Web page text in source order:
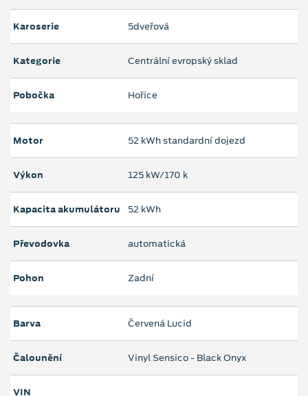
Karoserie 5dveřová
Kategorie Centrální evropský sklad
Pobočka Hořice
Motor 52 kWh standardní dojezd
Výkon 125 kW/170 k
Kapacita akumulátoru 52 kWh
Převodovka automatická
Pohon Zadní
Barva Červená Lucid
Čalounění Vinyl Sensico - Black Onyx
VIN